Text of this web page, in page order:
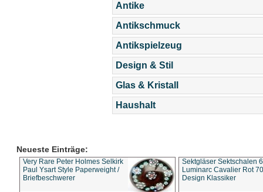
Antike
Antikschmuck
Antikspielzeug
Design & Stil
Glas & Kristall
Haushalt
Neueste Einträge:
Very Rare Peter Holmes Selkirk
Paul Ysart Style Paperweight /
Briefbeschwerer
Sektgläser Sektschalen
Luminarc Cavalier Rot
Design Klassiker